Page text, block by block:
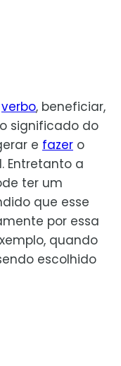
verbo, beneficiar,
significado do
e fazer o
Entretanto a
ter um
que esse
por essa
quando
escolhido